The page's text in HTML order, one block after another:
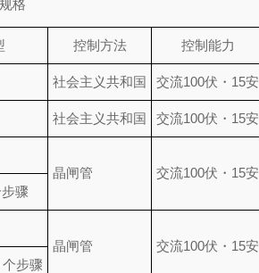
格
控制方法 控制能力
社会主义共和国 交流100伏・15安
社会主义共和国 交流100伏・15安
晶闸管
交流100伏・15安
骤
晶闸管
交流100伏・15安
步骤